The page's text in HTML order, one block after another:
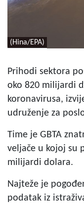
(Hina/EPA)
Prihodi sektora
oko 820 milijardi
koronavirusa,
udruženje za
Time je GBTA
veljače u kojoj su
milijardi dolara.
Najteže je
podatak iz